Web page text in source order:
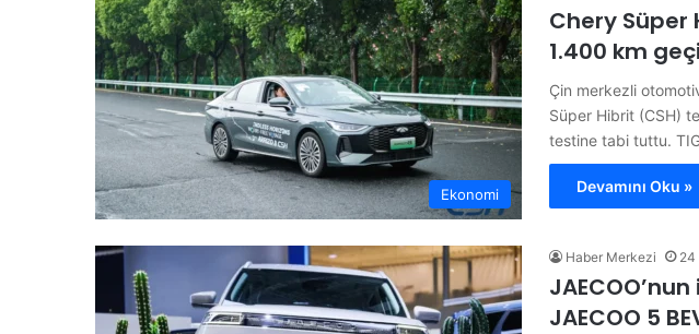
Ekonomi
Chery Süper
1.400 km
Çin merkezli
Süper Hibrit (CSH)
testine tabi tuttu.
Devamını Oku »
Haber Merkezi 24
JAECOO 5